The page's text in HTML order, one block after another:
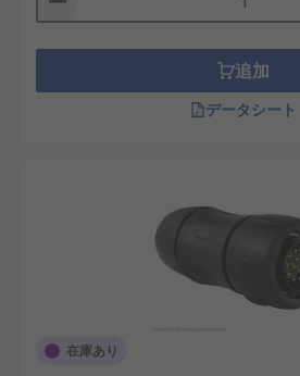
適切な製品選定により、安定した稼
MIL規格丸型コネクタ
ーネントのご紹介
の世界的なサプライヤーとして認知
当社は、日本の高い性能・信頼性基
規格丸型コネクタを提供しており、
新的なプロジェクトまで対応する幅
型コネクタを卸売価格で取り扱って
については、
追加
データシート
在庫あり